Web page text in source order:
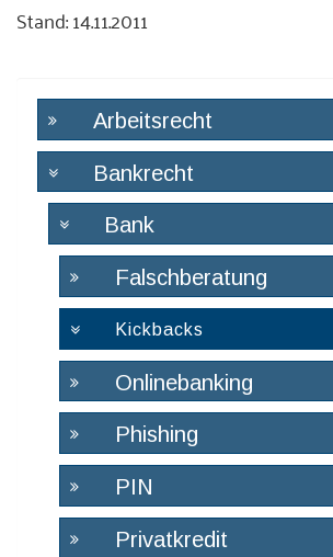
Stand: 14.11.2011
Arbeitsrecht
Bankrecht
Bank
Falschberatung
Kickbacks
Onlinebanking
Phishing
PIN
Privatkredit